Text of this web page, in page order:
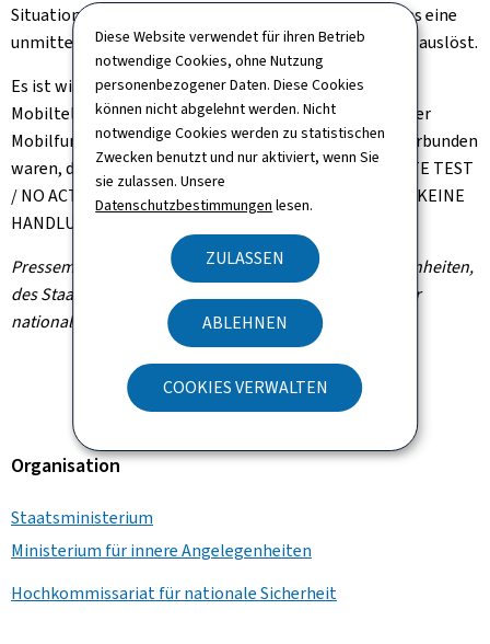
Diese Website verwendet für ihren Betrieb
notwendige Cookies, ohne Nutzung
personenbezogener Daten. Diese Cookies
können nicht abgelehnt werden. Nicht
notwendige Cookies werden zu statistischen
Zwecken benutzt und nur aktiviert, wenn Sie
sie zulassen. Unsere
Datenschutzbestimmungen lesen.
ZULASSEN
ABLEHNEN
COOKIES VERWALTEN
Situation mit einem Ereignis auseinanderzusetzen, das eine
unmittelbare und spontane Warnung der Bevölkerung auslöst.
Es ist wichtig zu beachten, dass nur Personen, deren
Mobiltelefone zum Zeitpunkt der Alarmierung mit einer
Mobilfunkbasisstation in der oben genannten Zone verbunden
waren, die folgende SMS erhielten: "LU-ALERT / ALERTE TEST
/ NO ACTION REQUIRED / AUCUNE ACTION REQUISE / KEINE
HANDLUNG ERFORDERLICH".
Pressemitteilung des Ministeriums für innere Angelegenheiten,
des Staatsministeriums und des Hochkommissariats für
nationale Sicherheit (HCPN)
Organisation
Staatsministerium
Ministerium für innere Angelegenheiten
Hochkommissariat für nationale Sicherheit